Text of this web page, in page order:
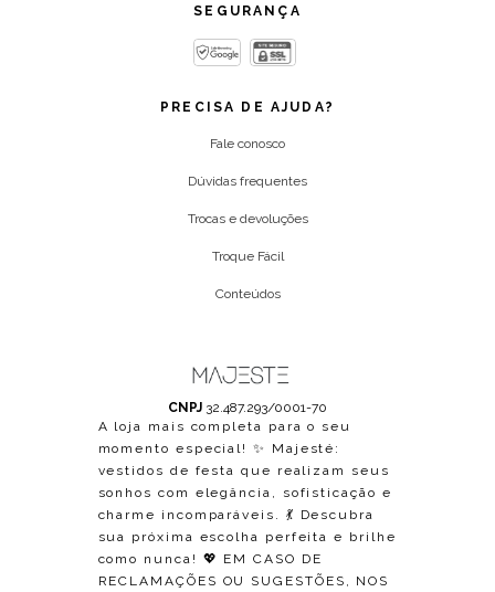
SEGURANÇA
PRECISA DE AJUDA?
Fale conosco
Dúvidas frequentes
Trocas e devoluções
Troque Fácil
Conteúdos
CNPJ 32.487.293/0001-70
A loja mais completa para o seu
momento especial! ✨ Majesté:
vestidos de festa que realizam seus
sonhos com elegância, sofisticação e
charme incomparáveis. 💃 Descubra
sua próxima escolha perfeita e brilhe
como nunca! 💖 EM CASO DE
RECLAMAÇÕES OU SUGESTÕES, NOS